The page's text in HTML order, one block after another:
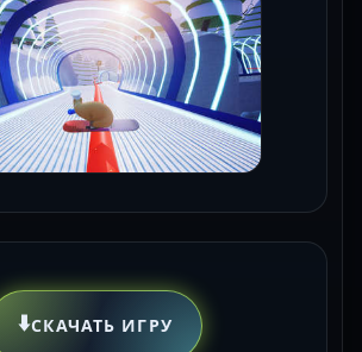
⬇️СКАЧАТЬ ИГРУ